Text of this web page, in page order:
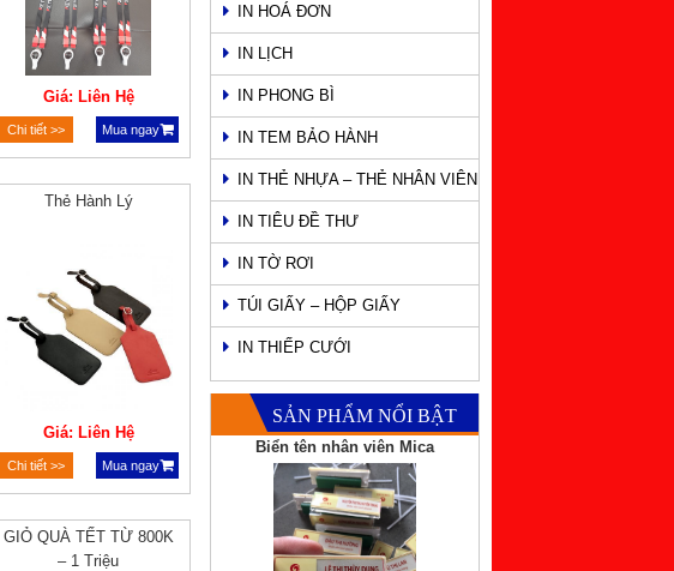
Giá: Liên Hệ
Chi tiết >> Mua ngay
Thẻ Hành Lý
Giá: Liên Hệ
Chi tiết >> Mua ngay
GIỎ QUÀ TẾT TỪ 800K
– 1 Triệu
IN HOÁ ĐƠN
IN LỊCH
IN PHONG BÌ
IN TEM BẢO HÀNH
IN THẺ NHỰA – THẺ NHÂN VIÊN
IN TIÊU ĐỀ THƯ
IN TỜ RƠI
TÚI GIẤY – HỘP GIẤY
IN THIẾP CƯỚI
SẢN PHẨM NỔI BẬT
Biển tên nhân viên Mica